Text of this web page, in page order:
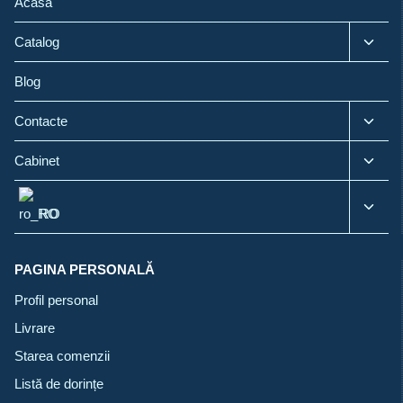
Catalog
child
Blog
Contacte
child
menu
Cabinet
child
RO
menu
PAGINA PERSONALĂ
Profil personal
Livrare
Starea comenzii
Listă de dorințe